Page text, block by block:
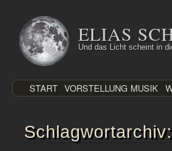
Inhalt
springen
ELIAS
Und das Licht scheint in
START VORSTELLUNG MUSIK
Schlagwortarchiv: